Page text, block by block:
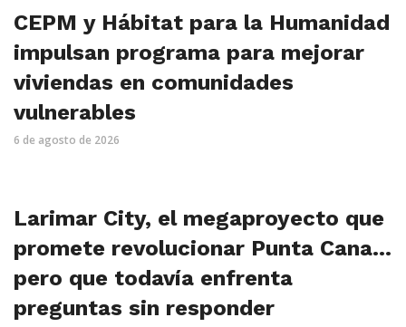
CEPM y Hábitat para la Humanidad
impulsan programa para mejorar
viviendas en comunidades
vulnerables
6 de agosto de 2026
Larimar City, el megaproyecto que
promete revolucionar Punta Cana…
pero que todavía enfrenta
preguntas sin responder